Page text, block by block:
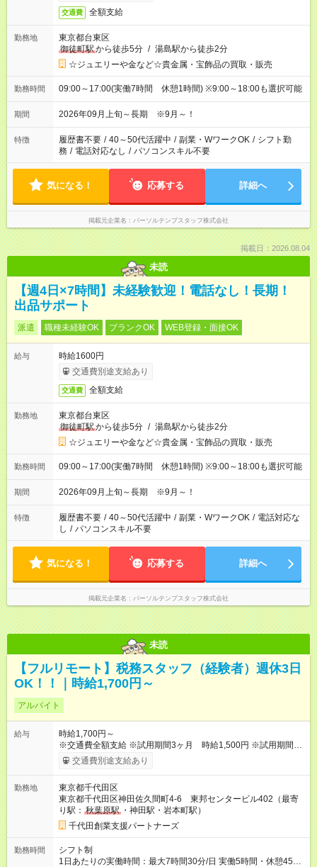
交通費 全額支給
勤務地
東京都台東区
御徒町駅から徒歩5分 / 湯島駅から徒歩2分
☆ジュエリーや金など☆貴金属・宝飾品の買取・販売
勤務時間 09:00～17:00(実働7時間 休憩1時間) ※9:00～18:00も選択可能
期間 2026年09月上旬～長期 ※9月～！
特徴 履歴書不要 / 40～50代活躍中 / 副業・WワークOK / シフト勤
務 / 電話対応なし / パソコンスキル不要
気になる！ 応募する 詳細へ
掲載元企業名 パーソルテンプスタッフ株式会社
掲載日：2026.08.04
未読
【週4日×7時間】未経験歓迎！電話なし！長期！
出品サポート
派遣 職種未経験OK ブランクOK WEB登録・面接OK
給与
時給1600円
交通費別途支給あり
交通費 全額支給
勤務地
東京都台東区
御徒町駅から徒歩5分 / 湯島駅から徒歩2分
☆ジュエリーや金など☆貴金属・宝飾品の買取・販売
勤務時間 09:00～17:00(実働7時間 休憩1時間) ※9:00～18:00も選択可能
期間 2026年09月上旬～長期 ※9月～！
特徴 履歴書不要 / 40～50代活躍中 / 副業・WワークOK / 電話対応な
し / パソコンスキル不要
気になる！ 応募する 詳細へ
掲載元企業名 パーソルテンプスタッフ株式会社
未読
【フルリモート】税務スタッフ（経験者）週休3日
OK！！｜時給1,700円～
アルバイト
給与
時給1,700円～
※交通費全額支給 ※試用期間3ヶ月 時給1,500円 ※試用期間中
でもfreeeの試験に合格すれば即時給100円UP ※一生懸命事務所
をサポートして頂ければ、アルバイトやパートであっても、賞
能 【試用期間】試用期間あり 試用期間の長さ：3ヶ月 ※ 雇用形
態と給与に、本採用時と異なる部分があります。 雇用形態：本
採用時と同じです。 給与：時給 1,500円以上
交通費別途支給あり
勤務地
東京都千代田区
東京都千代田区神田佐久間町4-6 東邦センタービル402（最寄
り駅： 秋葉原駅 ・神田駅・岩本町駅）
千代田創業支援パートナーズ
勤務時間
シフト制
1日あたりの実働時間：最大7時間30分/日 実働5時間・休憩45